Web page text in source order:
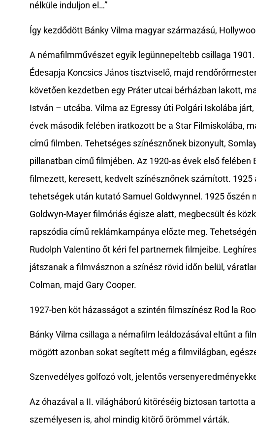
nélküle induljon el…”
Így kezdődött Bánky Vilma magyar származású,
A némafilmművészet egyik legünnepeltebb csillaga
Édesapja Koncsics János tisztviselő, majd
követően kezdetben egy Práter utcai bérházban lakott,
István – utcába. Vilma az Egressy úti Polgári Iskolába
évek második felében iratkozott be a Star Filmiskolába,
című filmben. Tehetséges színésznőnek bizonyult,
pillanatban című filmjében. Az 1920-as évek első
filmezett, keresett, kedvelt színésznőnek számított.
tehetségek után kutató Samuel Goldwynnel. 1925
Goldwyn-Mayer filmóriás égisze alatt, megbecsült és
rapszódia című reklámkampánya előzte meg.
Rudolph Valentino őt kéri fel partnernek filmjeibe.
játszanak a filmvásznon a színész rövid időn belül,
Colman, majd Gary Cooper.
1927-ben köt házasságot a szintén filmszínész Rod la
Bánky Vilma csillaga a némafilm leáldozásával eltűnt a
mögött azonban sokat segített még a filmvilágban,
Szenvedélyes golfozó volt, jelentős
Az óhazával a II. világháború kitöréséig biztosan tartotta
személyesen is, ahol mindig kitörő örömmel várták.